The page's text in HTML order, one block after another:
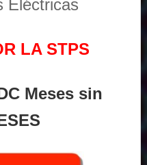
Eléctricas
LA STPS
Meses sin